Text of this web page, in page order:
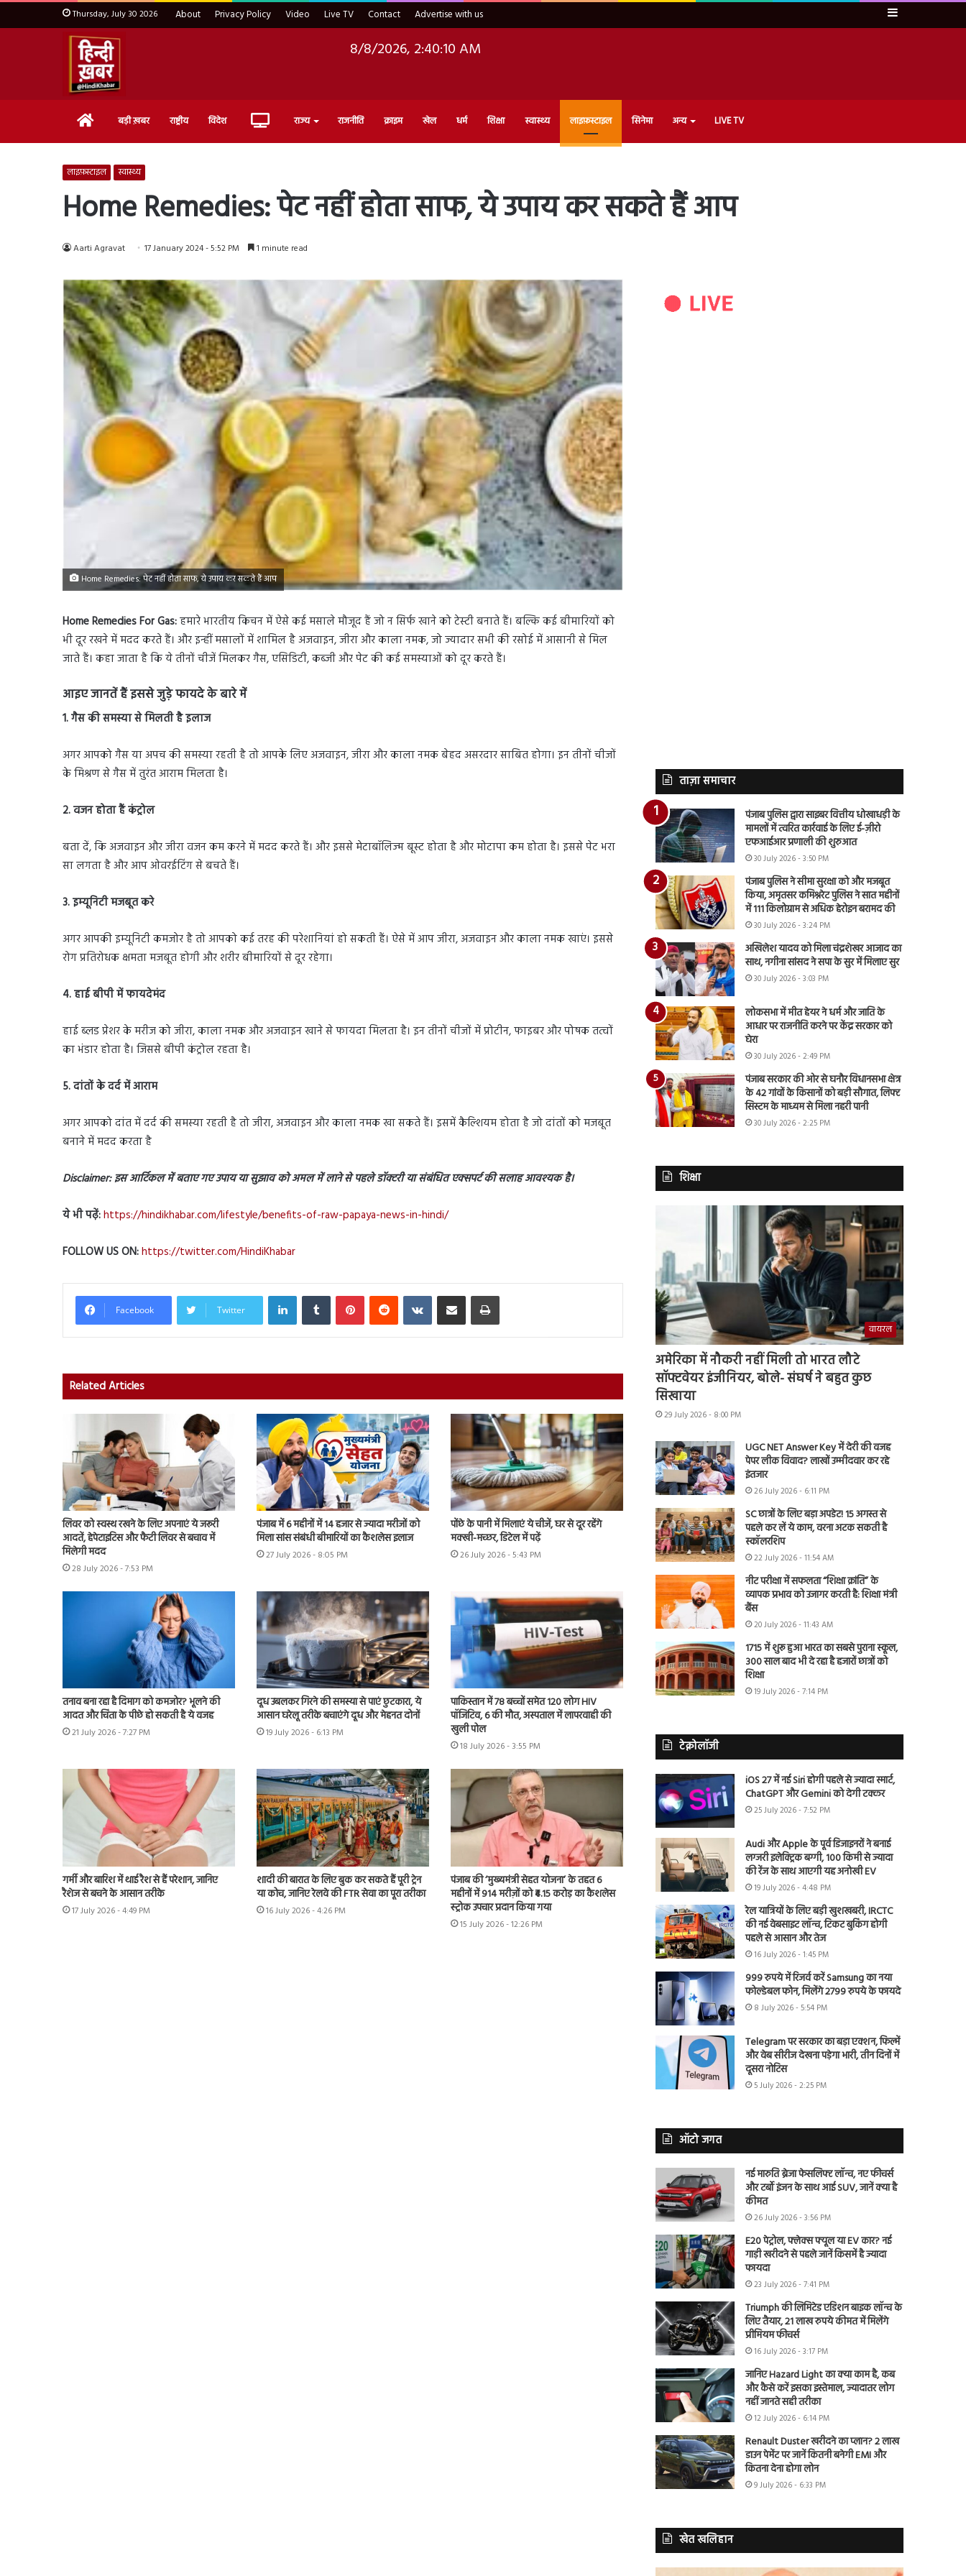
Thursday, July 30 2026 About Privacy Policy Video Live TV Contact Advertise with us Sidebar
8/8/2026, 2:40:11 AM
Home बड़ी ख़बर राष्ट्रीय विदेश Live राज्य राजनीति क्राइम खेल धर्म शिक्षा स्वास्थ्य लाइफ़स्टाइल सिनेमा अन्य LIVE TV
लाइफ़स्टाइल स्वास्थ्य
Home Remedies: पेट नहीं होता साफ, ये उपाय कर सकते हैं आप
Aarti Agravat 17 January 2024 - 5:52 PM 1 minute read
Home Remedies: पेट नहीं होता साफ, ये उपाय कर सकते हैं आप
Home Remedies For Gas:हमारे भारतीय किचन में ऐसे कई मसाले मौजूद हैं जो न सिर्फ खाने को टेस्टी बनाते हैं। बल्कि कई बीमारियों को
भी दूर रखने में मदद करते हैं। और इन्हीं मसालों में शामिल है अजवाइन, जीरा और काला नमक, जो ज्यादार सभी की रसोई में आसानी से मिल
जाते हैं। कहा जाता है कि ये तीनों चीजें मिलकर गैस, एसिडिटी, कब्जी और पेट की कई समस्याओं को दूर करते हैं।
आइए जानतें हैं इससे जुड़े फायदे के बारे में
1. गैस की समस्या से मिलती है इलाज
अगर आपको गैस या अपच की समस्या रहती है तो आपके लिए अजवाइन, जीरा और काला नमक बेहद असरदार साबित होगा। इन तीनों चीजों
के मिश्रण से गैस में तुरंत आराम मिलता है।
2. वजन होता हैं कंट्रोल
बता दें, कि अजवाइन और जीरा वजन कम करने में मदद करते हैं। और इससे मेटाबॉलिज्म बूस्ट होता है और मोटापा कम होता है। इससे पेट भरा
सा लगता है और आप ओवरईटिंग से बचते हैं।
3. इम्यूनिटी मजबूत करे
अगर आपकी इम्यूनिटी कमजोर है तो आपको कई तरह की परेशानियां हो सकती हैं। ऐसे में आप जीरा, अजवाइन और काला नमक खाएं। इससे
रोग प्रतिरोधक क्षमता मजबूत होगी और शरीर बीमारियों से दूर रहेगा।
4. हाई बीपी में फायदेमंद
हाई ब्लड प्रेशर के मरीज को जीरा, काला नमक और अजवाइन खाने से फायदा मिलता है। इन तीनों चीजों में प्रोटीन, फाइबर और पोषक तत्वों
का भंडार होता है। जिससे बीपी कंट्रोल रहता है।
5. दांतों के दर्द में आराम
अगर आपको दांत में दर्द की समस्या रहती है तो जीरा, अजवाइन और काला नमक खा सकते हैं। इसमें कैल्शियम होता है जो दांतों को मजबूत
बनाने में मदद करता है
Disclaimer: इस आर्टिकल में बताए गए उपाय या सुझाव को अमल में लाने से पहले डॉक्टरी या संबंधित एक्सपर्ट की सलाह आवश्यक है।
ये भी पढ़ें:https://hindikhabar.com/lifestyle/benefits-of-raw-papaya-news-in-hindi/
FOLLOW US ON:https://twitter.com/HindiKhabar
Facebook Twitter
LinkedInTumblr PinterestReddit VKontakteShare via Email Print
Related Articles
लिवर को स्वस्थ रखने के लिए अपनाएं ये जरूरी
आदतें, हेपेटाइटिस और फैटी लिवर से बचाव में
मिलेगी मदद
28 July 2026 - 7:53 PM
पंजाब में 6 महीनों में 14 हजार से ज्यादा मरीजों को
मिला सांस संबंधी बीमारियों का कैशलेस इलाज
27 July 2026 - 8:05 PM
पोंछे के पानी में मिलाएं ये चीजें, घर से दूर रहेंगे
मक्खी-मच्छर, डिटेल में पढ़ें
26 July 2026 - 5:43 PM
तनाव बना रहा है दिमाग को कमजोर? भूलने की
आदत और चिंता के पीछे हो सकती है ये वजह
21 July 2026 - 7:27 PM
दूध उबलकर गिरने की समस्या से पाएं छुटकारा, ये
आसान घरेलू तरीके बचाएंगे दूध और मेहनत दोनों
19 July 2026 - 6:13 PM
पाकिस्तान में 78 बच्चों समेत 120 लोग HIV
पॉजिटिव, 6 की मौत, अस्पताल में लापरवाही की
खुली पोल
18 July 2026 - 3:55 PM
गर्मी और बारिश में थाई रैश से हैं परेशान, जानिए
रैशेज से बचने के आसान तरीके
17 July 2026 - 4:49 PM
शादी की बारात के लिए बुक कर सकते हैं पूरी ट्रेन
या कोच, जानिए रेलवे की FTR सेवा का पूरा तरीका
16 July 2026 - 4:26 PM
पंजाब की ‘मुख्यमंत्री सेहत योजना’ के तहत 6
महीनों में 914 मरीज़ों को ₹4.15 करोड़ का कैशलेस
स्ट्रोक उपचार प्रदान किया गया
15 July 2026 - 12:26 PM
ताज़ा समाचार
पंजाब पुलिस द्वारा साइबर वित्तीय धोखाधड़ी के
मामलों में त्वरित कार्रवाई के लिए ई-ज़ीरो
एफआईआर प्रणाली की शुरुआत
30 July 2026 - 3:50 PM
पंजाब पुलिस ने सीमा सुरक्षा को और मजबूत
किया, अमृतसर कमिश्नरेट पुलिस ने सात महीनों
में 111 किलोग्राम से अधिक हेरोइन बरामद की
30 July 2026 - 3:24 PM
अखिलेश यादव को मिला चंद्रशेखर आजाद का
साथ, नगीना सांसद ने सपा के सुर में मिलाए सुर
30 July 2026 - 3:03 PM
लोकसभा में मीत हेयर ने धर्म और जाति के
आधार पर राजनीति करने पर केंद्र सरकार को
घेरा
30 July 2026 - 2:49 PM
पंजाब सरकार की ओर से घनौर विधानसभा क्षेत्र
के 42 गांवों के किसानों को बड़ी सौगात, लिफ्ट
सिस्टम के माध्यम से मिला नहरी पानी
30 July 2026 - 2:25 PM
शिक्षा
वायरल
अमेरिका में नौकरी नहीं मिली तो भारत लौटे
सॉफ्टवेयर इंजीनियर, बोले- संघर्ष ने बहुत कुछ
सिखाया
29 July 2026 - 8:00 PM
UGC NET Answer Key में देरी की वजह
पेपर लीक विवाद? लाखों उम्मीदवार कर रहे
इंतजार
26 July 2026 - 6:11 PM
SC छात्रों के लिए बड़ा अपडेट! 15 अगस्त से
पहले कर लें ये काम, वरना अटक सकती है
स्कॉलरशिप
22 July 2026 - 11:54 AM
नीट परीक्षा में सफलता “शिक्षा क्रांति” के
व्यापक प्रभाव को उजागर करती है: शिक्षा मंत्री
बैंस
20 July 2026 - 11:43 AM
1715 में शुरू हुआ भारत का सबसे पुराना स्कूल,
300 साल बाद भी दे रहा है हजारों छात्रों को
शिक्षा
19 July 2026 - 7:14 PM
टेक्नोलॉजी
iOS 27 में नई Siri होगी पहले से ज्यादा स्मार्ट,
ChatGPT और Gemini को देगी टक्कर
25 July 2026 - 7:52 PM
Audi और Apple के पूर्व डिजाइनरों ने बनाई
लग्जरी इलेक्ट्रिक बग्गी, 100 किमी से ज्यादा
की रेंज के साथ आएगी यह अनोखी EV
19 July 2026 - 4:48 PM
रेल यात्रियों के लिए बड़ी खुशखबरी, IRCTC
की नई वेबसाइट लॉन्च, टिकट बुकिंग होगी
पहले से आसान और तेज
16 July 2026 - 1:45 PM
999 रुपये में रिजर्व करें Samsung का नया
फोल्डेबल फोन, मिलेंगे 2799 रुपये के फायदे
8 July 2026 - 5:54 PM
Telegram पर सरकार का बड़ा एक्शन, फिल्में
और वेब सीरीज देखना पड़ेगा भारी, तीन दिनों में
दूसरा नोटिस
5 July 2026 - 2:25 PM
ऑटो जगत
नई मारुति ब्रेजा फेसलिफ्ट लॉन्च, नए फीचर्स
और टर्बो इंजन के साथ आई SUV, जानें क्या है
कीमत
26 July 2026 - 3:56 PM
E20 पेट्रोल, फ्लेक्स फ्यूल या EV कार? नई
गाड़ी खरीदने से पहले जानें किसमें है ज्यादा
फायदा
23 July 2026 - 7:41 PM
Triumph की लिमिटेड एडिशन बाइक लॉन्च के
लिए तैयार, 21 लाख रुपये कीमत में मिलेंगे
प्रीमियम फीचर्स
16 July 2026 - 3:17 PM
जानिए Hazard Light का क्या काम है, कब
और कैसे करें इसका इस्तेमाल, ज्यादातर लोग
नहीं जानते सही तरीका
12 July 2026 - 6:14 PM
Renault Duster खरीदने का प्लान? 2 लाख
डाउन पेमेंट पर जानें कितनी बनेगी EMI और
कितना देना होगा लोन
9 July 2026 - 6:33 PM
खेत खलिहान